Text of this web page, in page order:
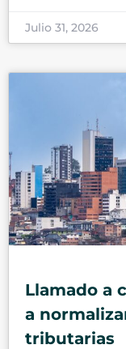
Julio 31, 2026
Llamado a
a
tributarias